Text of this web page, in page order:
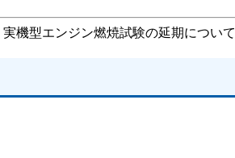
機型エンジン燃焼試験の延期について